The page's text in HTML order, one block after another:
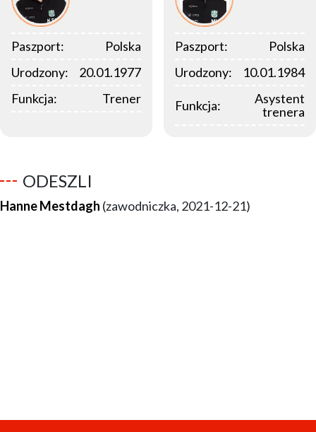
Paszport:
Polska
Urodzony:
20.01.1977
Funkcja:
Trener
Paszport:
Polska
Urodzony:
10.01.1984
Funkcja:
Asystent
trenera
ODESZLI
Hanne Mestdagh (zawodniczka, 2021-12-21)